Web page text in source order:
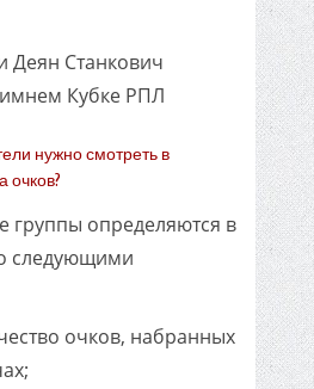
Деян Станкович
Кубке РПЛ
нужно смотреть в
очков?
группы определяются в
следующими
очков, набранных